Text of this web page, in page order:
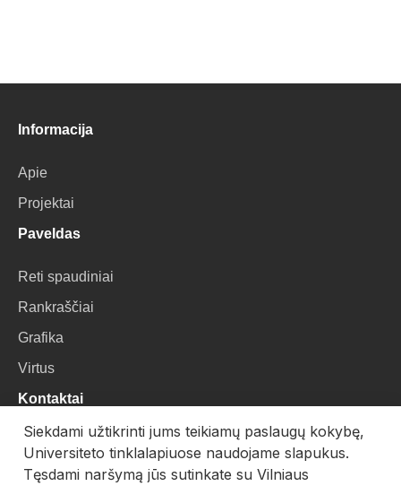
Informacija
Apie
Projektai
Paveldas
Reti spaudiniai
Rankraščiai
Grafika
Virtus
Kontaktai
VU Biblioteka
Universiteto g. 3, LT-01122, Vilnius
Siekdami užtikrinti jums teikiamų paslaugų kokybę,
Universiteto tinklalapiuose naudojame slapukus.
Tęsdami naršymą jūs sutinkate su Vilniaus